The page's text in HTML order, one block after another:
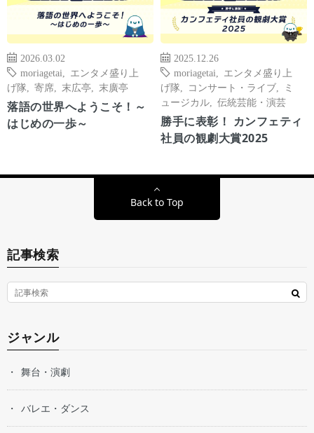
2026.03.02
moriagetai
エンタメ盛り上
げ隊
寄席 末広亭 末廣亭
落語の世界へようこそ！～
はじめの一歩～
2025.12.26
moriagetai
エンタメ盛り上
げ隊
コンサート・ライブ
ミ
ュージカル
伝統芸能・演芸
勝手に表彰！ カンフェティ
社員の観劇大賞2025
Back to Top
記事検索
ジャンル
舞台・演劇
バレエ・ダンス